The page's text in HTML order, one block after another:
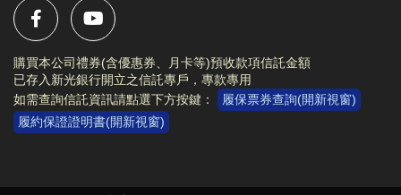
購買本公司禮券(含優惠券、月卡等)預收款項信託金額
已存入新光銀行開立之信託專戶，專款專用
如需查詢信託資訊請點選下方按鍵：
履保票券查詢(開新視窗)
履約保證證明書(開新視窗)